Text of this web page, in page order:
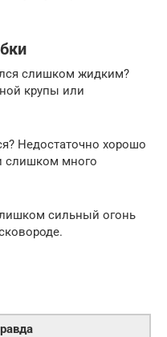
слишком жидким?
крупы или
Недостаточно хорошо
слишком много
сильный огонь